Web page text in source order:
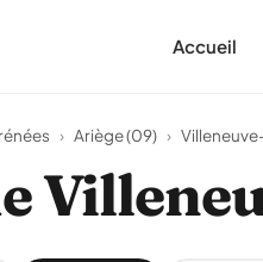
Accueil
› Ariège (09) ›